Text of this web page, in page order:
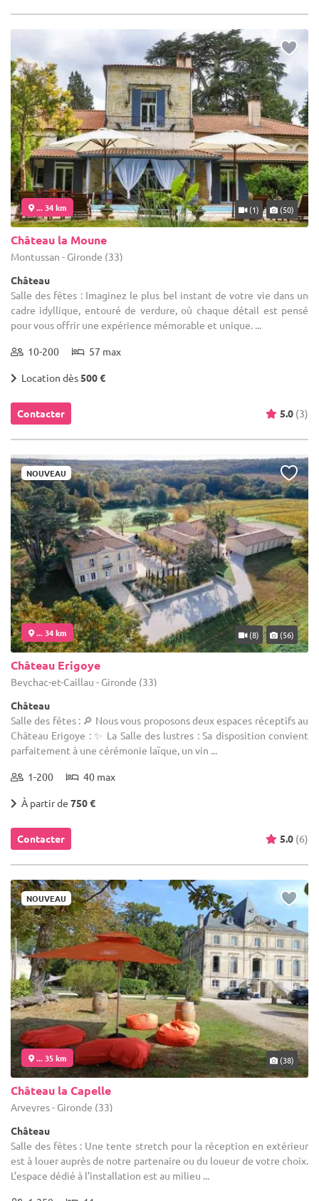
... 34 km (1) (50)
Château la Moune
Montussan - Gironde (33)
Château
Salle des fêtes : Imaginez le plus bel instant de votre vie dans un
cadre idyllique, entouré de verdure, où chaque détail est pensé
pour vous offrir une expérience mémorable et unique. ...
10-200 57 max
Location dès500 €
Contacter 5.0 (3)
NOUVEAU
... 34 km (8) (56)
Château Erigoye
Beychac-et-Caillau - Gironde (33)
Château
Salle des fêtes : 🔎 Nous vous proposons deux espaces réceptifs au
Château Erigoye : ✨ La Salle des lustres : Sa disposition convient
parfaitement à une cérémonie laïque, un vin ...
1-200 40 max
À partir de 750 €
Contacter 5.0 (6)
NOUVEAU
... 35 km (38)
Château la Capelle
Arveyres - Gironde (33)
Château
Salle des fêtes : Une tente stretch pour la réception en extérieur
est à louer auprès de notre partenaire ou du loueur de votre choix.
L’espace dédié à l’installation est au milieu ...